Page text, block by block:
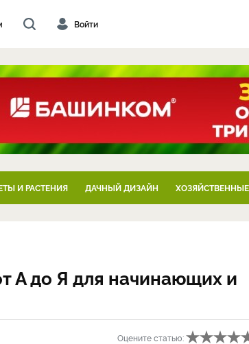
Войти
И РАСТЕНИЯ ДАЧНЫЙ ДИЗАЙН
А до Я для начинающих и
Оцените статью: